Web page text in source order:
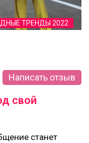
ТРЕНДЫ 2022
Написать отзыв
свой
станет